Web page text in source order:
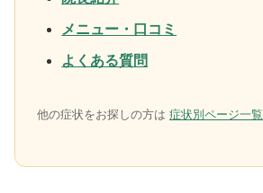
メニュー・口コミ
よくある質問
他の症状をお探しの方は 症状別ページ一覧